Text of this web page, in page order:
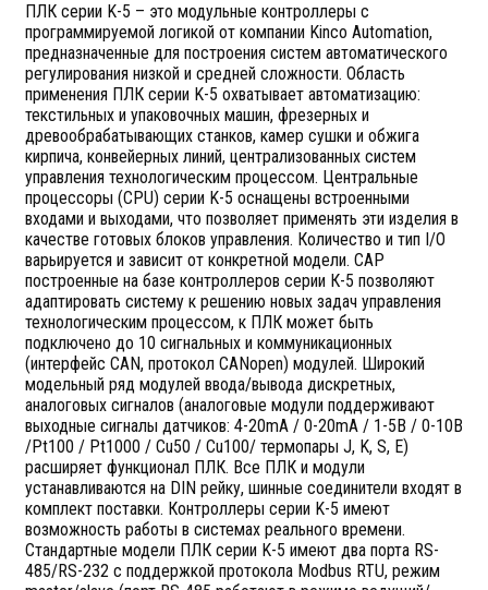
ПЛК серии K-5 – это модульные контроллеры с
программируемой логикой от компании Kinco Automation,
предназначенные для построения систем автоматического
регулирования низкой и средней сложности. Область
применения ПЛК серии K-5 охватывает автоматизацию:
текстильных и упаковочных машин, фрезерных и
древообрабатывающих станков, камер сушки и обжига
кирпича, конвейерных линий, централизованных систем
управления технологическим процессом. Центральные
процессоры (CPU) серии K-5 оснащены встроенными
входами и выходами, что позволяет применять эти изделия в
качестве готовых блоков управления. Количество и тип I/O
варьируется и зависит от конкретной модели. САР
построенные на базе контроллеров серии К-5 позволяют
адаптировать систему к решению новых задач управления
технологическим процессом, к ПЛК может быть
подключено до 10 сигнальных и коммуникационных
(интерфейс CAN, протокол CANopen) модулей. Широкий
модельный ряд модулей ввода/вывода дискретных,
аналоговых сигналов (аналоговые модули поддерживают
выходные сигналы датчиков: 4-20mA / 0-20mA / 1-5В / 0-10В
/Pt100 / Pt1000 / Cu50 / Cu100/ термопары J, K, S, E)
расширяет функционал ПЛК. Все ПЛК и модули
устанавливаются на DIN рейку, шинные соединители входят в
комплект поставки. Контроллеры серии K-5 имеют
возможность работы в системах реального времени.
Стандартные модели ПЛК серии K-5 имеют два порта RS-
485/RS-232 с поддержкой протокола Modbus RTU, режим